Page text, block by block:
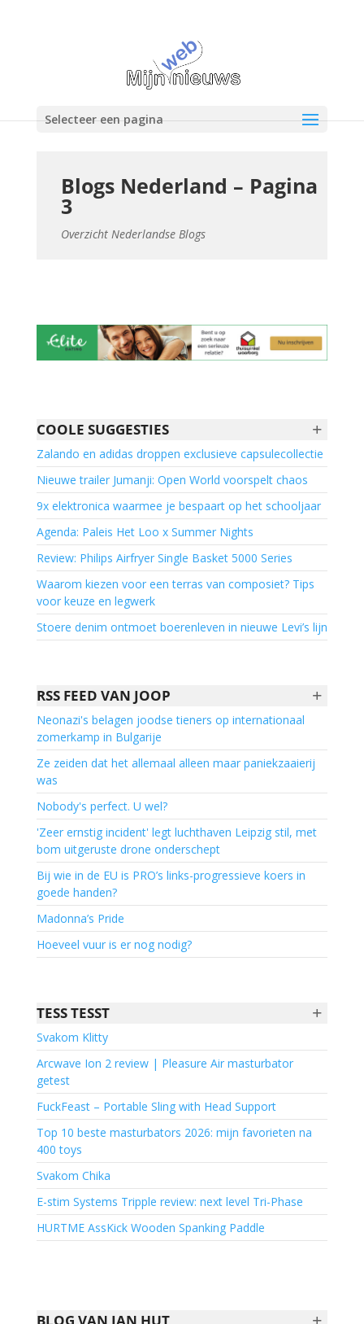
Selecteer een pagina
Blogs Nederland – Pagina
3
Overzicht Nederlandse Blogs
+
COOLE SUGGESTIES
Zalando en adidas droppen exclusieve capsulecollectie
Nieuwe trailer Jumanji: Open World voorspelt chaos
9x elektronica waarmee je bespaart op het schooljaar
Agenda: Paleis Het Loo x Summer Nights
Review: Philips Airfryer Single Basket 5000 Series
Waarom kiezen voor een terras van composiet? Tips
voor keuze en legwerk
Stoere denim ontmoet boerenleven in nieuwe Levi’s lijn
+
RSS FEED VAN JOOP
Neonazi's belagen joodse tieners op internationaal
zomerkamp in Bulgarije
Ze zeiden dat het allemaal alleen maar paniekzaaierij
was
Nobody's perfect. U wel?
'Zeer ernstig incident' legt luchthaven Leipzig stil, met
bom uitgeruste drone onderschept
Bij wie in de EU is PRO’s links-progressieve koers in
goede handen?
Madonna’s Pride
Hoeveel vuur is er nog nodig?
+
TESS TESST
Svakom Klitty
Arcwave Ion 2 review | Pleasure Air masturbator
getest
FuckFeast – Portable Sling with Head Support
Top 10 beste masturbators 2026: mijn favorieten na
400 toys
Svakom Chika
E-stim Systems Tripple review: next level Tri-Phase
HURTME AssKick Wooden Spanking Paddle